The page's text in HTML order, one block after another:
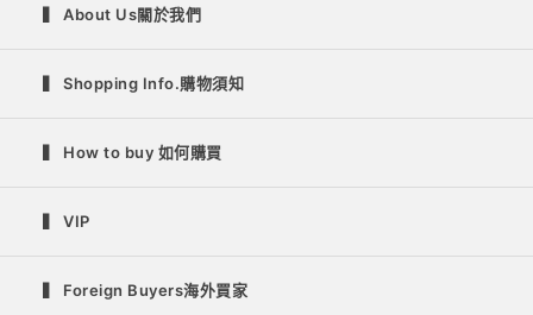
▍ About Us關於我們
▍ Shopping Info.購物須知
▍ How to buy 如何購買
▍ VIP
▍ Foreign Buyers海外買家